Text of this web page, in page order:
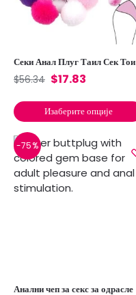
Секи Анал Плуг Таил Сек Тои
$56.34 $17.83
Изаберите опције
-75%
Анални чеп за секс за одрасле